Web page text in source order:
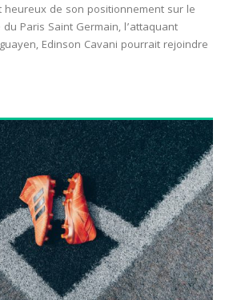
heureux de son positionnement sur le
Paris Saint Germain, l’attaquant
Edinson Cavani pourrait rejoindre